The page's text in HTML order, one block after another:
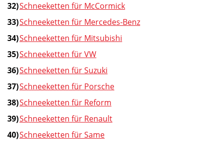
Schneeketten für McCormick
Schneeketten für Mercedes-Benz
Schneeketten für Mitsubishi
Schneeketten für VW
Schneeketten für Suzuki
Schneeketten für Porsche
Schneeketten für Reform
Schneeketten für Renault
Schneeketten für Same